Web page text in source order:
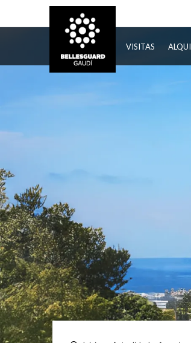
BELLESGUARD VISITAS